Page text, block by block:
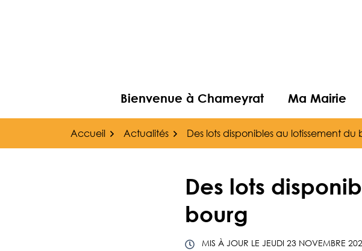
Bienvenue à Chameyrat Ma Mairie
Accueil Actualités Des lots disponibles au lotissement du
Des lots
bourg
MIS À JOUR LE JEUDI 23 NOVEMBRE